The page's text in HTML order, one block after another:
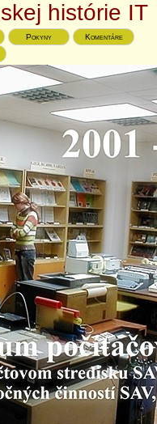
histórie IT